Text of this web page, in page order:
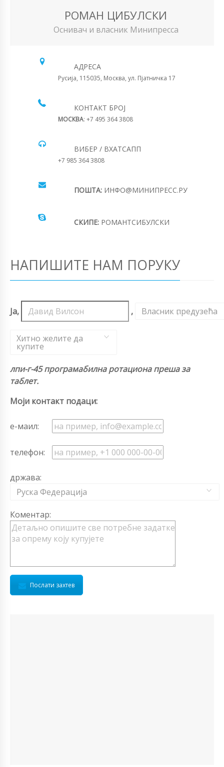
РОМАН ЦИБУЛСКИ
Оснивач и власник Минипресса
АДРЕСА
Русија, 115035, Москва, ул. Пјатничка 17
КОНТАКТ БРОЈ
МОСКВА: +7 495 364 3808
ВИБЕР / ВХАТСАПП
+7 985 364 3808
ПОШТА: ИНФО@МИНИПРЕСС.РУ
СКИПЕ: РОМАНТСИБУЛСКИ
НАПИШИТЕ НАМ ПОРУКУ
Ја, , Власник предузећа
,
Хитно желите да
купите
лпи-г-45 програмабилна ротациона преша за
таблет.
Моји контакт подаци:
е-маил:
телефон:
држава:
Руска Федерација
Коментар:
Послати захтев